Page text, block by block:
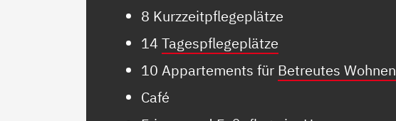
8 Kurzzeitpflegeplätze
14Tagespflegeplätze
10 Appartements für Betreutes Wohnen
Café